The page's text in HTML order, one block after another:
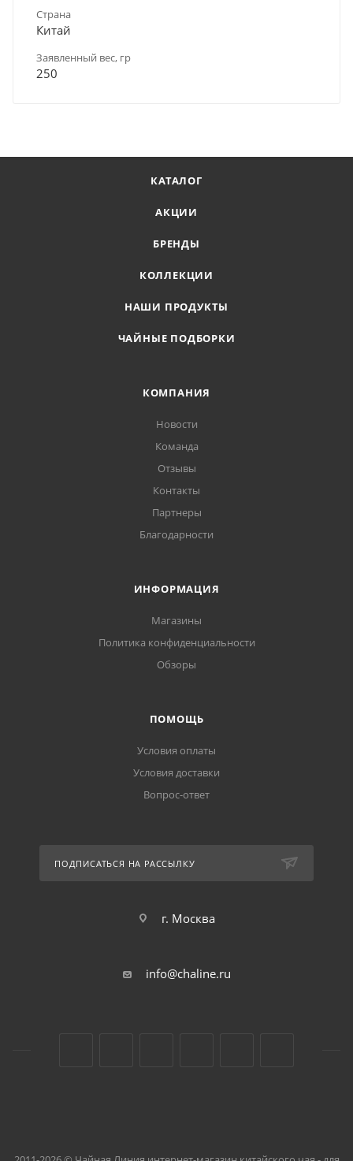
Страна
Китай
Заявленный вес, гр
250
КАТАЛОГ
АКЦИИ
БРЕНДЫ
КОЛЛЕКЦИИ
НАШИ ПРОДУКТЫ
ЧАЙНЫЕ ПОДБОРКИ
КОМПАНИЯ
Новости
Команда
Отзывы
Контакты
Партнеры
Благодарности
ИНФОРМАЦИЯ
Магазины
Политика конфиденциальности
Обзоры
ПОМОЩЬ
Условия оплаты
Условия доставки
Вопрос-ответ
ПОДПИСАТЬСЯ НА РАССЫЛКУ
г. Москва
info@chaline.ru